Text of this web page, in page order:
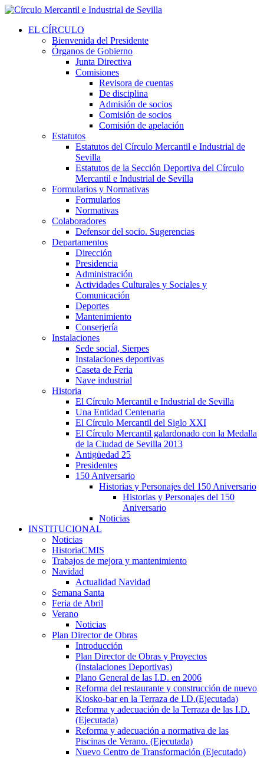
EL CÍRCULO
Bienvenida del Presidente
Órganos de Gobierno
Junta Directiva
Comisiones
Revisora de cuentas
De disciplina
Admisión de socios
Comisión de socios
Comisión de apelación
Estatutos
Estatutos del Círculo Mercantil e Industrial de
Sevilla
Estatutos de la Sección Deportiva del Círculo
Mercantil e Industrial de Sevilla
Formularios y Normativas
Formularios
Normativas
Colaboradores
Defensor del socio. Sugerencias
Departamentos
Dirección
Presidencia
Administración
Actividades Culturales y Sociales y
Comunicación
Deportes
Mantenimiento
Conserjería
Instalaciones
Sede social, Sierpes
Instalaciones deportivas
Caseta de Feria
Nave industrial
Historia
El Círculo Mercantil e Industrial de Sevilla
Una Entidad Centenaria
El Círculo Mercantil del Siglo XXI
El Círculo Mercantil galardonado con la Medalla
de la Ciudad de Sevilla 2013
Antigüedad 25
Presidentes
150 Aniversario
Historias y Personajes del 150 Aniversario
Historias y Personajes del 150
Aniversario
Noticias
INSTITUCIONAL
Noticias
HistoriaCMIS
Trabajos de mejora y mantenimiento
Navidad
Actualidad Navidad
Semana Santa
Feria de Abril
Verano
Noticias
Plan Director de Obras
Introducción
Plan Director de Obras y Proyectos
(Instalaciones Deportivas)
Plano General de las I.D. en 2006
Reforma del restaurante y construcción de nuevo
Kiosko-bar en la Terraza de I.D.(Ejecutada)
Reforma y adecuación de la Terraza de las I.D.
(Ejecutada)
Reforma y adecuación a normativa de las
Piscinas de Verano. (Ejecutada)
Nuevo Centro de Transformación (Ejecutado)